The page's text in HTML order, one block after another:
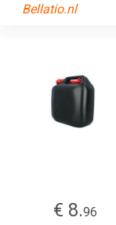
Bellatio.nl
€ 8.96